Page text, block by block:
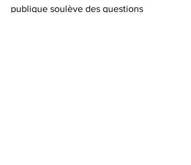
publique soulève des questions